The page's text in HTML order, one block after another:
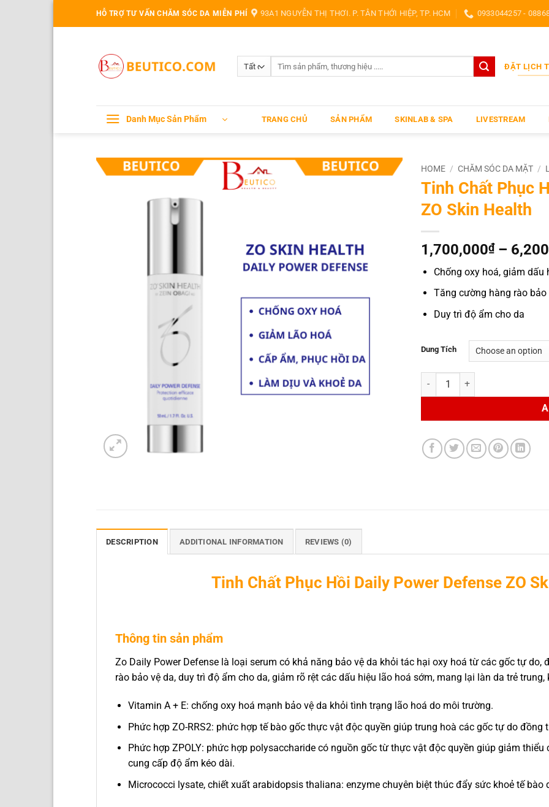
HỖ TRỢ TƯ VẤN CHĂM SÓC DA MIỄN PHÍ 93A1 NGUYỄN THỊ THƠI. P. TÂN THỚI HIỆP, TP. HCM 0933044257 -
ĐẶT LỊCH
Danh Mục Sản Phẩm TRANG CHỦ SẢN PHẨM SKINLAB & SPA LIVESTREAM
HOME / CHĂM SÓC DA MẶT /
Tinh Chất Phục
ZO Skin Health
1,700,000₫–
Chống oxy hoá, giảm dấu
Tăng cường hàng rào bảo
Duy trì độ ẩm cho da
Dung Tích
Tinh Chất Phục Hồi Daily
DESCRIPTION ADDITIONAL INFORMATION REVIEWS (0)
Tinh Chất Phục Hồi Daily Power Defense ZO
Thông tin sản phẩm
Zo Daily Power Defense là loại serum có khả năng bảo vệ da khỏi tác hại oxy hoá từ các gốc tự do,
rào bảo vệ da, duy trì độ ẩm cho da, giảm rõ rệt các dấu hiệu lão hoá sớm, mang lại làn da trẻ trung,
Vitamin A + E: chống oxy hoá mạnh bảo vệ da khỏi tình trạng lão hoá do môi trường.
Phức hợp ZO-RRS2: phức hợp tế bào gốc thực vật độc quyền giúp trung hoà các gốc tự do đồng
Phức hợp ZPOLY: phức hợp polysaccharide có nguồn gốc từ thực vật độc quyền giúp giảm
cung cấp độ ẩm kéo dài.
Micrococci lysate, chiết xuất arabidopsis thaliana: enzyme chuyên biệt thúc đẩy sức khoẻ tế bào